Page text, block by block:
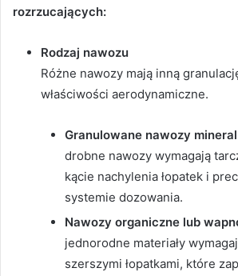
rozrzucających:
Rodzaj nawozu
Różne nawozy mają inną
właściwości aerodynamiczne.
Granulowane nawozy
drobne nawozy wymagają
kącie nachylenia łopatek i
systemie dozowania.
Nawozy organiczne lub
jednorodne materiały
szerszymi łopatkami, które